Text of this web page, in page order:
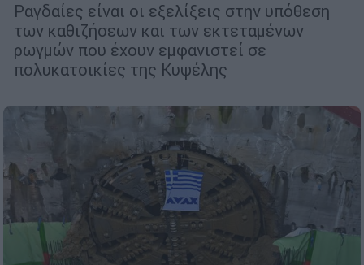
Ραγδαίες είναι οι εξελίξεις στην υπόθεση
των καθιζήσεων και των εκτεταμένων
ρωγμών που έχουν εμφανιστεί σε
πολυκατοικίες της Κυψέλης